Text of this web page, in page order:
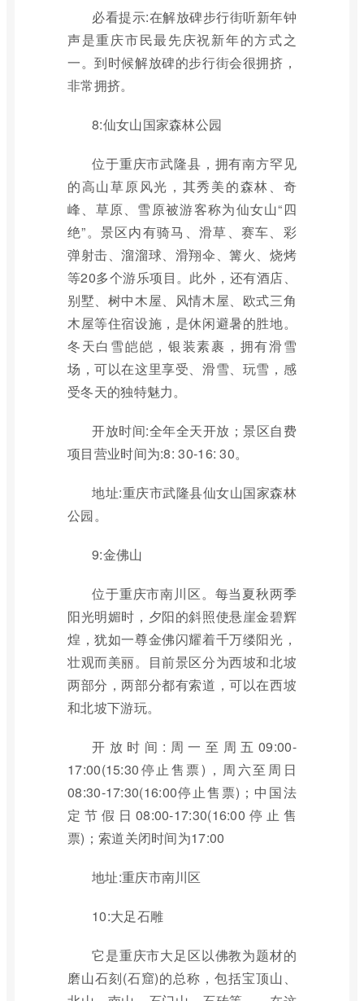
必看提示:在解放碑步行街听新年钟
声是重庆市民最先庆祝新年的方式之
一。到时候解放碑的步行街会很拥挤，
非常拥挤。
8:仙女山国家森林公园
位于重庆市武隆县，拥有南方罕见
的高山草原风光，其秀美的森林、奇
峰、草原、雪原被游客称为仙女山“四
绝”。景区内有骑马、滑草、赛车、彩
弹射击、溜溜球、滑翔伞、篝火、烧烤
等20多个游乐项目。此外，还有酒店、
别墅、树中木屋、风情木屋、欧式三角
木屋等住宿设施，是休闲避暑的胜地。
冬天白雪皑皑，银装素裹，拥有滑雪
场，可以在这里享受、滑雪、玩雪，感
受冬天的独特魅力。
开放时间:全年全天开放；景区自费
项目营业时间为:8: 30-16: 30。
地址:重庆市武隆县仙女山国家森林
公园。
9:金佛山
位于重庆市南川区。每当夏秋两季
阳光明媚时，夕阳的斜照使悬崖金碧辉
煌，犹如一尊金佛闪耀着千万缕阳光，
壮观而美丽。目前景区分为西坡和北坡
两部分，两部分都有索道，可以在西坡
和北坡下游玩。
开放时间:周一至周五09:00-
17:00(15:30停止售票)，周六至周日
08:30-17:30(16:00停止售票)；中国法
定节假日08:00-17:30(16:00停止售
票)；索道关闭时间为17:00
地址:重庆市南川区
10:大足石雕
它是重庆市大足区以佛教为题材的
磨山石刻(石窟)的总称，包括宝顶山、